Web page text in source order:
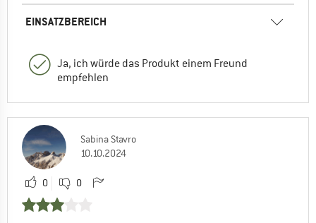
EINSATZBEREICH
Ja, ich würde das Produkt einem Freund
empfehlen
Sabina Stavro
10.10.2024
0 0